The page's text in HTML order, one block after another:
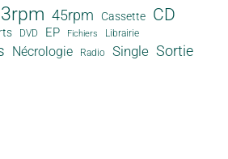
45rpm Cassette CD
DVD EP Fichiers Librairie
Nécrologie Radio Single Sortie